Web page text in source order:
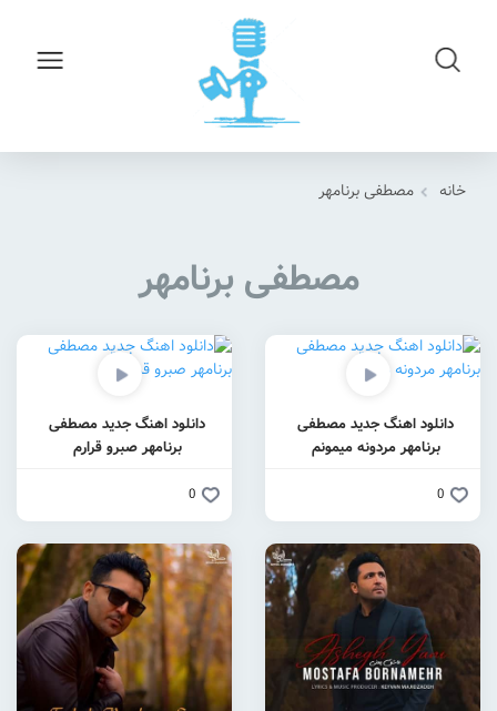
خانه مصطفی برنامهر
مصطفی برنامهر
دانلود اهنگ جدید مصطفی
برنامهر مردونه میمونم
0
دانلود اهنگ جدید مصطفی
برنامهر صبرو قرارم
0